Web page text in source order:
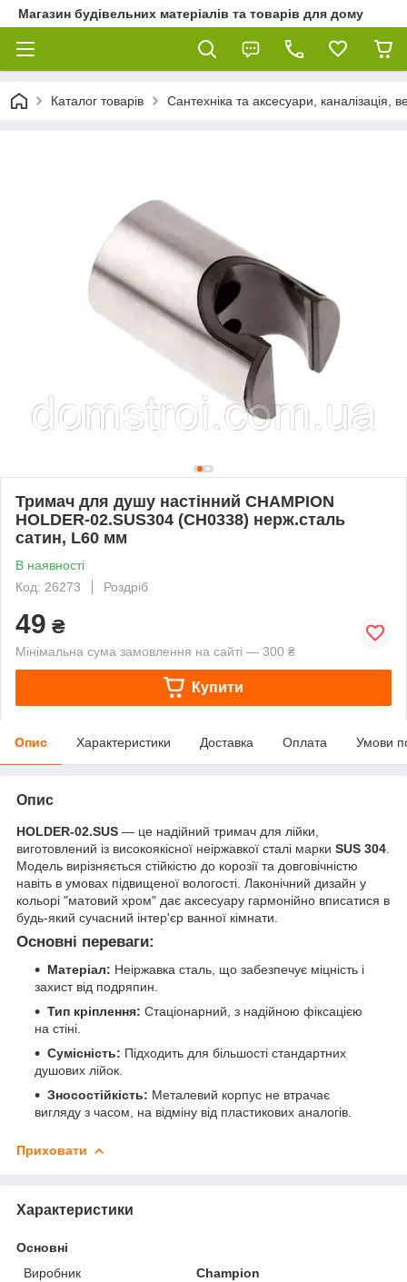
Магазин будівельних матеріалів та товарів для дому
Каталог товарів Сантехніка та аксесуари, каналізація,
Тримач для душу настінний CHAMPION
HOLDER-02.SUS304 (CH0338) нерж.сталь
сатин, L60 мм
В наявності
Код: 26273
Роздріб
49 ₴
Мінімальна сума замовлення на сайті — 300 ₴
Купити
Опис Характеристики Доставка Оплата Умови
Опис
HOLDER-02.SUS — це надійний тримач для лійки,
виготовлений із високоякісної неіржавкої сталі марки SUS 304
Модель вирізняється стійкістю до корозії та довговічністю
навіть в умовах підвищеної вологості. Лаконічний дизайн у
кольорі "матовий хром" дає аксесуару гармонійно вписатися в
будь-який сучасний інтер'єр ванної кімнати.
Основні переваги:
Матеріал: Неіржавка сталь, що забезпечує міцність і
захист від подряпин.
Тип кріплення: Стаціонарний, з надійною фіксацією
на стіні.
Сумісність: Підходить для більшості стандартних
душових лійок.
Зносостійкість: Металевий корпус не втрачає
вигляду з часом, на відміну від пластикових аналогів.
Приховати
Характеристики
Основні
Виробник
Champion